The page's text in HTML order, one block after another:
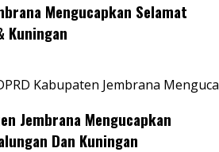
Mengucapkan Selamat
Kuningan
Kabupaten Jembrana
Jembrana Mengucapkan
Dan Kuningan